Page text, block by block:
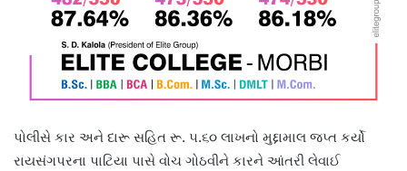
પોલીસે કાર અને દારૂ સહિત રૂ. ૫.૬૦ લાખનો મુદ્દામાલ જપ્ત કર્યો
રાયસંગપરના પાટિયા પાસે વોચ ગોઠવીને કારને આંતરી લેવાઈ